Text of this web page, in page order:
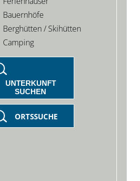
Bauernhöfe
Berghütten / Skihütten
Camping
UNTERKUNFT
SUCHEN
ORTSSUCHE